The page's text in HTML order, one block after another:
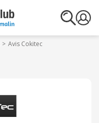
Avis Cokitec